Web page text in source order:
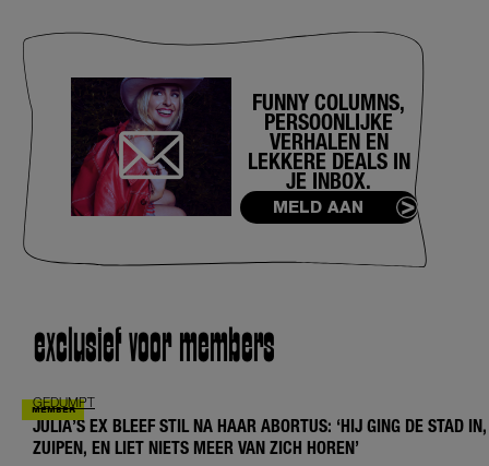
FUNNY COLUMNS,
PERSOONLIJKE
VERHALEN EN
LEKKERE DEALS IN
JE INBOX.
MELD AAN
exclusief voor members
GEDUMPT
JULIA’S EX BLEEF STIL NA HAAR ABORTUS: ‘HIJ GING DE STAD IN,
ZUIPEN, EN LIET NIETS MEER VAN ZICH HOREN’